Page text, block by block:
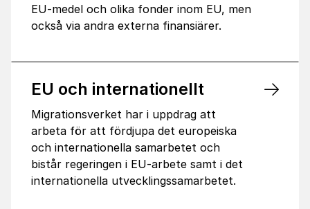
EU-medel och olika fonder inom EU, men
också via andra externa finansiärer.
EU och internationellt
Migrationsverket har i uppdrag att
arbeta för att fördjupa det europeiska
och internationella samarbetet och
bistår regeringen i EU-arbete samt i det
internationella utvecklingssamarbetet.